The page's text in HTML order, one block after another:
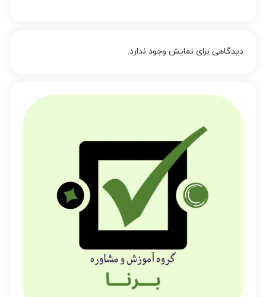
دیدگاهی برای نمایش وجود ندارد.